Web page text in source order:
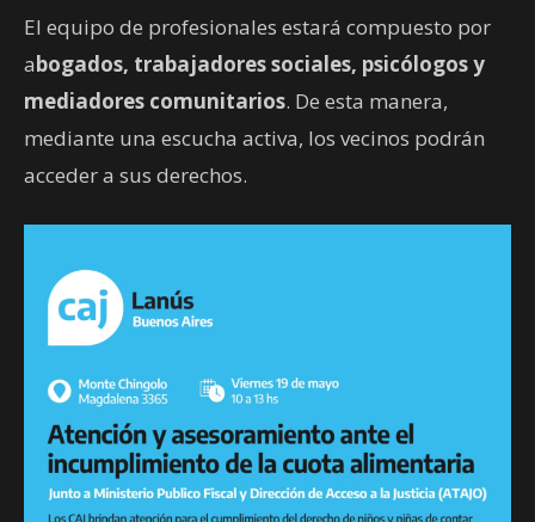
El equipo de profesionales estará compuesto por
abogados, trabajadores sociales, psicólogos y
mediadores comunitarios. De esta manera,
mediante una escucha activa, los vecinos podrán
acceder a sus derechos.